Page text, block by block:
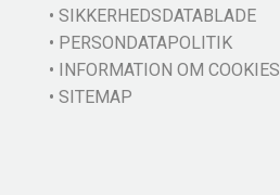
• SIKKERHEDSDATABLADE
• PERSONDATAPOLITIK
• INFORMATION OM COOKIES
• SITEMAP